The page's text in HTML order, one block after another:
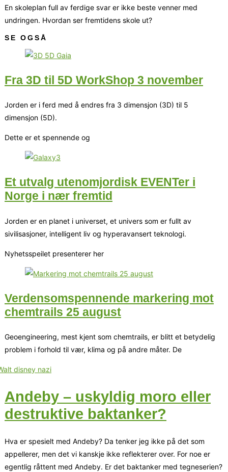
En skoleplan full av ferdige svar er ikke beste venner med
undringen. Hvordan ser fremtidens skole ut?
SE OGSÅ
Fra 3D til 5D WorkShop 3 november
Jorden er i ferd med å endres fra 3 dimensjon (3D) til 5
dimensjon (5D).
Dette er et spennende og
Et utvalg utenomjordisk EVENTer i
Norge i nær fremtid
Jorden er en planet i universet, et univers som er fullt av
sivilisasjoner, intelligent liv og hyperavansert teknologi.
Nyhetsspeilet presenterer her
Verdensomspennende markering mot
chemtrails 25 august
Geoengineering, mest kjent som chemtrails, er blitt et betydelig
problem i forhold til vær, klima og på andre måter. De
Andeby – uskyldig moro eller
destruktive baktanker?
Hva er spesielt med Andeby? Da tenker jeg ikke på det som
appellerer, men det vi kanskje ikke reflekterer over. For noe er
egentlig råttent med Andeby. Er det baktanker med tegneserien?